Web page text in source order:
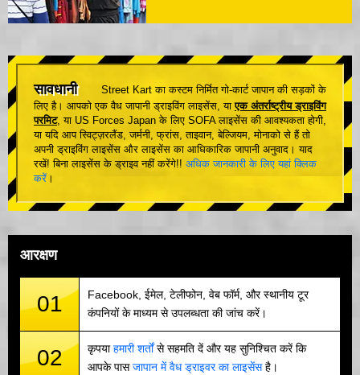
सावधानी
Street Kart का कस्टम निर्मित गो-कार्ट जापान की सड़कों के
लिए है। आपको एक वैध जापानी ड्राइविंग लाइसेंस, याएक अंतर्राष्ट्रीय ड्राइविंग
परमिट, या US Forces Japan के लिए SOFA लाइसेंस की आवश्यकता होगी,
या यदि आप स्विट्ज़रलैंड, जर्मनी, फ्रांस, ताइवान, बेल्जियम, मोनाको से हैं तो
अपनी ड्राइविंग लाइसेंस और लाइसेंस का आधिकारिक जापानी अनुवाद। याद
रखें! बिना लाइसेंस के ड्राइव नहीं करेंगे!! अधिक जानकारी के लिए यहां क्लिक
करें ।
आरक्षण
01
Facebook, ईमेल, टेलीफोन, वेब फॉर्म, और स्थानीय टूर
कंपनियों के माध्यम से उपलब्धता की जांच करें।
02 कृपयाहमारी शर्तोंसे सहमति दें और यह सुनिश्चित करें कि
आपके पासजापान में वैध ड्राइवर का लाइसेंसहै।